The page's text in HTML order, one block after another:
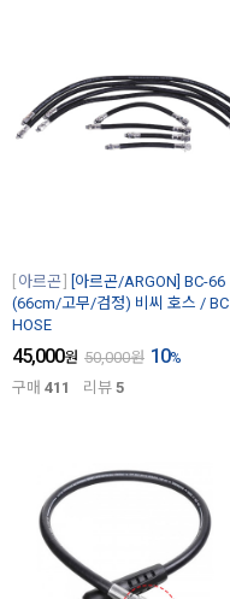
아르곤
[아르곤/ARGON] BC-66
(66cm/고무/검정) 비씨 호스 / BC
HOSE
45,000원 50,000원 10%
구매 411 리뷰 5